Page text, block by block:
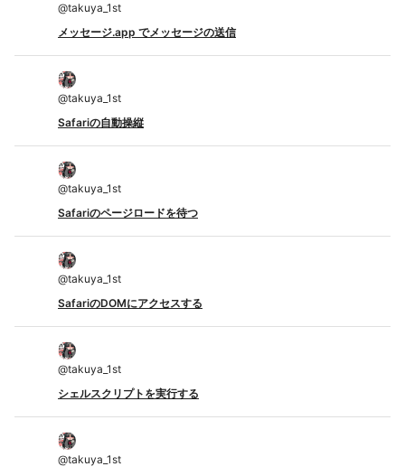
@takuya_1st
メッセージ.app でメッセージの送信
@takuya_1st
Safariの自動操縦
@takuya_1st
Safariのページロードを待つ
@takuya_1st
SafariのDOMにアクセスする
@takuya_1st
シェルスクリプトを実行する
@takuya_1st